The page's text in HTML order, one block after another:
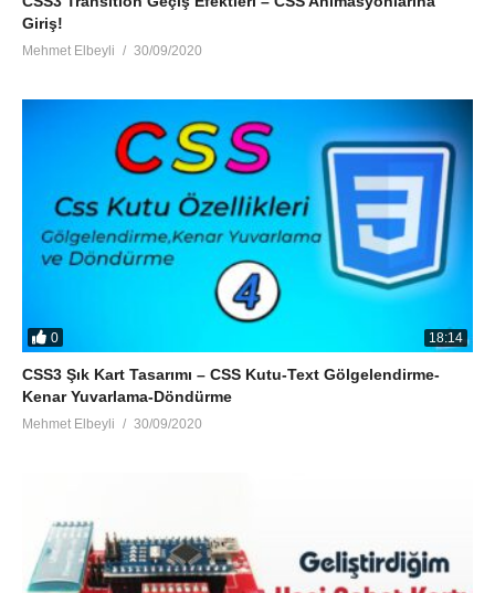
Giriş!
Mehmet Elbeyli 30/09/2020
0 18:14
CSS3 Şık Kart Tasarımı – CSS Kutu-Text Gölgelendirme-
Kenar Yuvarlama-Döndürme
Mehmet Elbeyli 30/09/2020